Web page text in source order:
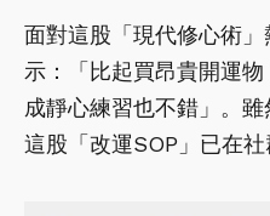
面對這股「現代修心術
示：「比起買昂貴開運
成靜心練習也不錯」。
這股「改運SOP」已在社